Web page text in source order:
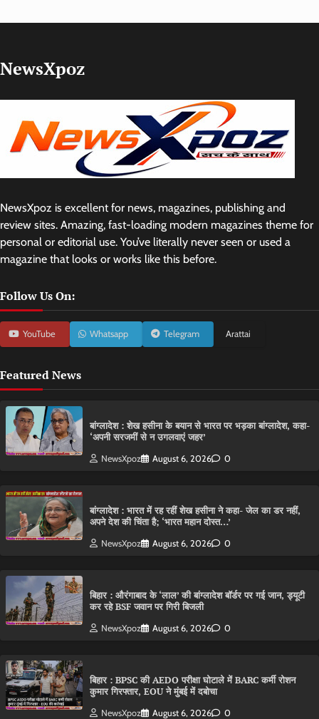
NewsXpoz
NewsXpoz is excellent for news, magazines, publishing and
review sites. Amazing, fast-loading modern magazines theme for
personal or editorial use. You’ve literally never seen or used a
magazine that looks or works like this before.
Follow Us On:
YouTube Whatsapp Telegram Arattai
Featured News
बांग्लादेश : शेख हसीना के बयान से भारत पर भड़का बांग्लादेश, कहा-
‘अपनी सरजमीं से न उगलवाएं जहर’
NewsXpoz August 6, 2026 0
बांग्लादेश : भारत में रह रहीं शेख हसीना ने कहा- जेल का डर नहीं,
अपने देश की चिंता है; ‘भारत महान दोस्त…’
NewsXpoz August 6, 2026 0
बिहार : औरंगाबाद के ‘लाल’ की बांग्लादेश बॉर्डर पर गई जान, ड्यूटी
कर रहे BSF जवान पर गिरी बिजली
NewsXpoz August 6, 2026 0
बिहार : BPSC की AEDO परीक्षा घोटाले में BARC कर्मी रोशन
कुमार गिरफ्तार, EOU ने मुंबई में दबोचा
NewsXpoz August 6, 2026 0